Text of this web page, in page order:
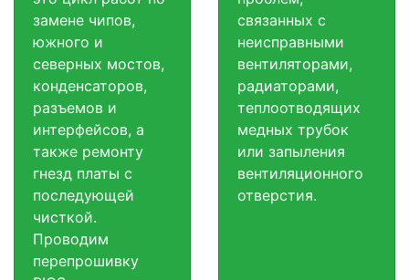
замене чипов,
южного и
северных мостов,
конденсаторов,
разъемов и
интерфейсов, а
также ремонту
гнезд платы с
последующей
чисткой.
Проводим
перепрошивку
связанных с
неисправными
вентиляторами,
радиаторами,
теплоотводящих
медных трубок
или запыления
вентиляционного
отверстия.